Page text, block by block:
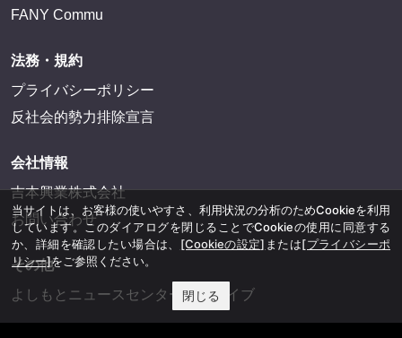
FANY Commu
法務・規約
プライバシーポリシー
反社会的勢力排除宣言
会社情報
吉本興業株式会社
お問い合わせ
その他
よしもとニュースセンターアーカイブ
当サイトは、お客様の使いやすさ、利用状況の分析のためCookieを利用
しています。このダイアログを閉じることでCookieの使用に同意する
か、詳細を確認したい場合は、 [Cookieの設定] または[プライバシーポ
リシー]をご参照ください。
閉じる